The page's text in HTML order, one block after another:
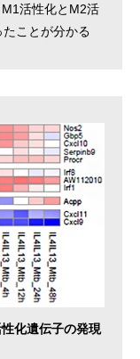
活性化とM2活
ことが分かる
化遺伝子の発現